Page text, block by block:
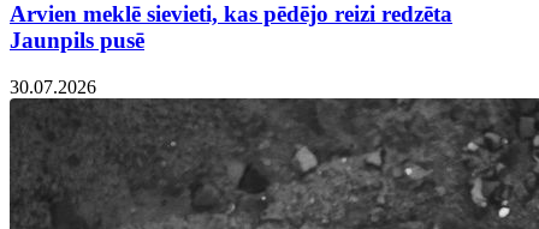
Arvien meklē sievieti, kas pēdējo reizi redzēta
Jaunpils pusē
30.07.2026